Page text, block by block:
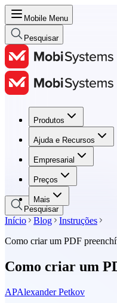
Mobile Menu
Pesquisar
Produtos
Ajuda e Recursos
Empresarial
Preços
Mais
Produtos
Ajuda e Recursos
Empresarial
Preços
Pesquisar
Início Blog
Instruções
Como criar um PDF
Como criar um
APAlexander Petkov